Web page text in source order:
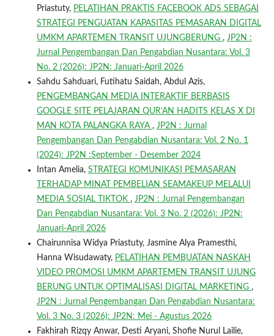
Priastuty, PELATIHAN PRAKTIS FACEBOOK ADS SEBAGAI
STRATEGI PENGUATAN KAPASITAS PEMASARAN DIGITAL
UMKM APARTEMEN TRANSIT UJUNGBERUNG , JP2N :
Jurnal Pengembangan Dan Pengabdian Nusantara: Vol. 3
No. 2 (2026): JP2N: Januari-April 2026
Sahdu Sahduari, Futihatu Saidah, Abdul Azis,
PENGEMBANGAN MEDIA INTERAKTIF BERBASIS
GOOGLE SITE PELAJARAN QUR’AN HADITS KELAS X DI
MAN KOTA PALANGKA RAYA , JP2N : Jurnal
Pengembangan Dan Pengabdian Nusantara: Vol. 2 No. 1
(2024): JP2N :September - Desember 2024
Intan Amelia, STRATEGI KOMUNIKASI PEMASARAN
TERHADAP MINAT PEMBELIAN SEAMAKEUP MELALUI
MEDIA SOSIAL TIKTOK , JP2N : Jurnal Pengembangan
Dan Pengabdian Nusantara: Vol. 3 No. 2 (2026): JP2N:
Januari-April 2026
Chairunnisa Widya Priastuty, Jasmine Alya Pramesthi,
Hanna Wisudawaty, PELATIHAN PEMBUATAN NASKAH
VIDEO PROMOSI UMKM APARTEMEN TRANSIT UJUNG
BERUNG UNTUK OPTIMALISASI DIGITAL MARKETING ,
JP2N : Jurnal Pengembangan Dan Pengabdian Nusantara:
Vol. 3 No. 3 (2026): JP2N: Mei - Agustus 2026
Fakhirah Rizqy Anwar, Desti Aryani, Shofie Nurul Lailie,